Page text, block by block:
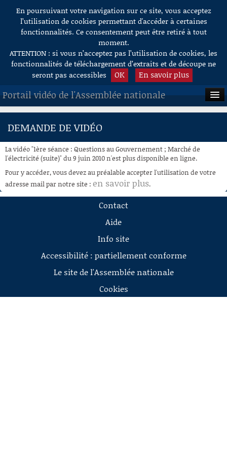
Aller au contenu
En poursuivant votre navigation sur ce site, vous acceptez
l’utilisation de cookies permettant d'accéder à certaines
fonctionnalités. Ce consentement peut être retiré à tout
moment.
ATTENTION : si vous n’acceptez pas l’utilisation de cookies, les
fonctionnalités de téléchargement d’extraits et de découpe ne
seront pas accessibles
OK En savoir plus
Portail vidéo de l'Assemblée nationale
ACCUEIL
À LA DEMANDE
RECHERCHE
AIDE À LA DÉCOUPE
DEMANDE DE VIDÉO
La vidéo "1ère séance : Questions au Gouvernement ; Marché de
l'électricité (suite)" du 9 juin 2010 n'est plus disponible en ligne.
Pour y accéder, vous devez au préalable accepter l'utilisation de votre
adresse mail par notre site : en savoir plus.
Contact
Aide
Info site
Accessibilité : partiellement conforme
Le site de l'Assemblée nationale
Cookies